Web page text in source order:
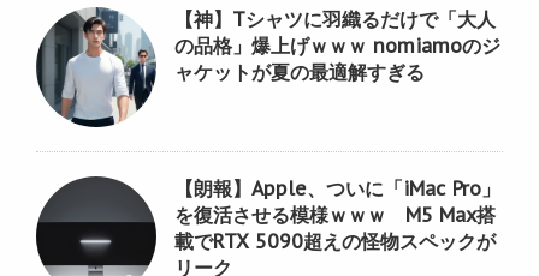
【神】Tシャツに羽織るだけで「大人
の品格」爆上げｗｗｗ nomiamoのジ
ャケットが夏の最適解すぎる
【朗報】Apple、ついに「iMac Pro」
を復活させる模様ｗｗｗ M5 Max搭
載でRTX 5090超えの怪物スペックが
リーク